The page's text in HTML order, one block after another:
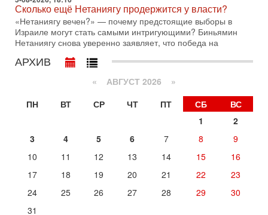
с каждым днем. Почему Трамп в самый последний момент
отменил решение о нанесении тяжелых ударов
30-07-2026, 16:54
Покупатель авиакомпании «Аркия» намерен
запретить полеты по субботам!
Вокруг возможной продажи авиакомпании «Аркия»
Трамп готовит удар по Ирану - НОВОСТИ 30/07/2026
Президент США Дональд Трамп сегодня рассматривает
возможность масштабной военной операции против Ирана
после ракетной атаки на американскую базу в
Трамп взбешен атакой на базы! Иран играет с огнем.
Израиль меняет курс
дипломат, в прошлом - старший офицер военной разведки
Сколько ещё Нетаниягу продержится у власти?
«Нетаниягу вечен?» — почему предстоящие выборы в
Израиле могут стать самыми интригующими? Биньямин
Нетаниягу снова уверенно заявляет, что победа на
АРХИВ
« АВГУСТ 2026 »
ПН
ВТ СР ЧТ ПТ СБ
ВС
1
2
3
4 5 6 7 8
9
10
11 12 13 14 15
16
17
18 19 20 21 22
23
24
25 26 27 28 29
30
31